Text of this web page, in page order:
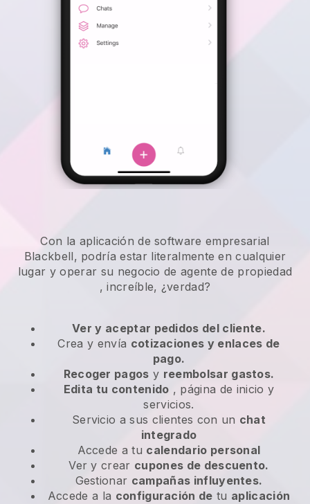
Con la aplicación de software empresarial
Blackbell, podría estar literalmente en cualquier
lugar yoperar su negocio de agente de propiedad
, increíble, ¿verdad?
Ver y aceptar pedidos del cliente.
Crea y envía cotizaciones y enlaces de
pago.
Recoger pagos y reembolsar gastos.
Edita tu contenido , página de inicio y
servicios.
Servicio a sus clientes con un chat
integrado
Accede a tu calendario personal
Ver y crear cupones de descuento.
Gestionar campañas influyentes.
Accede a la configuración de tu aplicación